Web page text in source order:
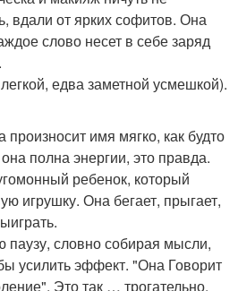
вдали от ярких софитов. Она
слово несет в себе заряд
едва заметной усмешкой).
имя мягко, как будто
полна энергии, это правда.
ребенок, который
игрушку. Она бегает, прыгает,
словно собирая мысли,
усилить эффект. "Она Говорит
Это так … трогательно.